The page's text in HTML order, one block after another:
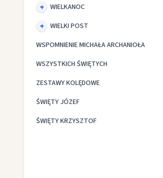
WIELKANOC
WIELKI POST
WSPOMNIENIE MICHAŁA ARCHANIOŁA
WSZYSTKICH ŚWIĘTYCH
ZESTAWY KOLĘDOWE
ŚWIĘTY JÓZEF
ŚWIĘTY KRZYSZTOF